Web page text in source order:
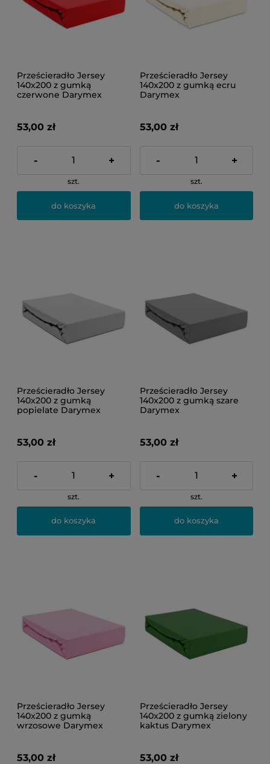
Prześcieradło Jersey
140x200 z gumką
czerwone Darymex
53,00 zł
- +
szt.
do koszyka
Prześcieradło Jersey
140x200 z gumką ecru
Darymex
53,00 zł
- +
szt.
do koszyka
Prześcieradło Jersey
140x200 z gumką
popielate Darymex
53,00 zł
- +
szt.
do koszyka
Prześcieradło Jersey
140x200 z gumką szare
Darymex
53,00 zł
- +
szt.
do koszyka
Prześcieradło Jersey
140x200 z gumką
wrzosowe Darymex
53,00 zł
Prześcieradło Jersey
140x200 z gumką zielony
kaktus Darymex
53,00 zł